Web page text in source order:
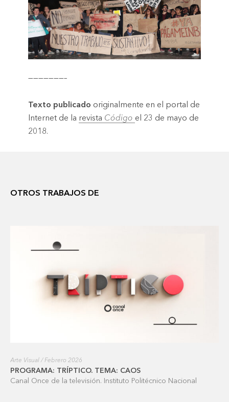
———————–
Texto publicado originalmente en el portal de
Internet de la revista Código el 23 de mayo de
2018.
OTROS TRABAJOS DE
Arte Visual / Febrero 2026
PROGRAMA: TRÍPTICO. TEMA: CAOS
Canal Once de la televisión. Instituto Politécnico Nacional